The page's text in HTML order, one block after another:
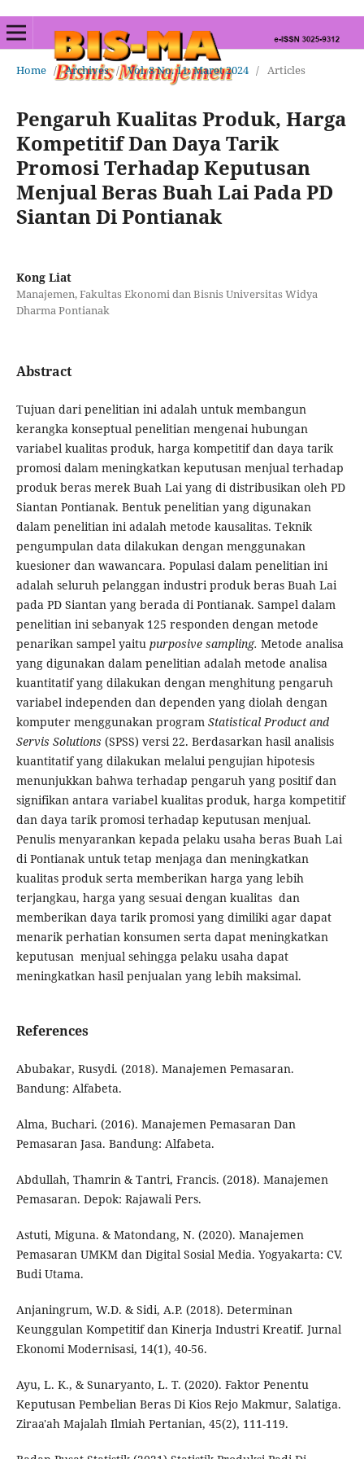
Home / Archives / Vol. 8 No. 11: Maret 2024 / Articles
Pengaruh Kualitas Produk, Harga
Kompetitif Dan Daya Tarik
Promosi Terhadap Keputusan
Menjual Beras Buah Lai Pada PD
Siantan Di Pontianak
Kong Liat
Manajemen, Fakultas Ekonomi dan Bisnis Universitas Widya
Dharma Pontianak
Abstract
Tujuan dari penelitian ini adalah untuk membangun
kerangka konseptual penelitian mengenai hubungan
variabel kualitas produk, harga kompetitif dan daya tarik
promosi dalam meningkatkan keputusan menjual terhadap
produk beras merek Buah Lai yang di distribusikan oleh PD
Siantan Pontianak. Bentuk penelitian yang digunakan
dalam penelitian ini adalah metode kausalitas. Teknik
pengumpulan data dilakukan dengan menggunakan
kuesioner dan wawancara. Populasi dalam penelitian ini
adalah seluruh pelanggan industri produk beras Buah Lai
pada PD Siantan yang berada di Pontianak. Sampel dalam
penelitian ini sebanyak 125 responden dengan metode
penarikan sampel yaitu purposive sampling. Metode analisa
yang digunakan dalam penelitian adalah metode analisa
kuantitatif yang dilakukan dengan menghitung pengaruh
variabel independen dan dependen yang diolah dengan
komputer menggunakan program Statistical Product and
Servis Solutions (SPSS) versi 22. Berdasarkan hasil analisis
kuantitatif yang dilakukan melalui pengujian hipotesis
menunjukkan bahwa terhadap pengaruh yang positif dan
signifikan antara variabel kualitas produk, harga kompetitif
dan daya tarik promosi terhadap keputusan menjual.
Penulis menyarankan kepada pelaku usaha beras Buah Lai
di Pontianak untuk tetap menjaga dan meningkatkan
kualitas produk serta memberikan harga yang lebih
terjangkau, harga yang sesuai dengan kualitas dan
memberikan daya tarik promosi yang dimiliki agar dapat
menarik perhatian konsumen serta dapat meningkatkan
keputusan menjual sehingga pelaku usaha dapat
meningkatkan hasil penjualan yang lebih maksimal.
References
Abubakar, Rusydi. (2018). Manajemen Pemasaran.
Bandung: Alfabeta.
Alma, Buchari. (2016). Manajemen Pemasaran Dan
Pemasaran Jasa. Bandung: Alfabeta.
Abdullah, Thamrin & Tantri, Francis. (2018). Manajemen
Pemasaran. Depok: Rajawali Pers.
Astuti, Miguna. & Matondang, N. (2020). Manajemen
Pemasaran UMKM dan Digital Sosial Media. Yogyakarta: CV.
Budi Utama.
Anjaningrum, W.D. & Sidi, A.P. (2018). Determinan
Keunggulan Kompetitif dan Kinerja Industri Kreatif. Jurnal
Ekonomi Modernisasi, 14(1), 40-56.
Ayu, L. K., & Sunaryanto, L. T. (2020). Faktor Penentu
Keputusan Pembelian Beras Di Kios Rejo Makmur, Salatiga.
Ziraa'ah Majalah Ilmiah Pertanian, 45(2), 111-119.